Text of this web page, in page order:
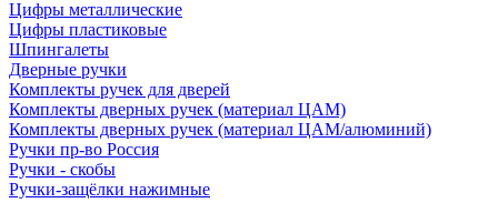
Цифры металлические
Цифры пластиковые
Шпингалеты
Дверные ручки
Комплекты ручек для дверей
Комплекты дверных ручек (материал ЦАМ)
Комплекты дверных ручек (материал ЦАМ/алюминий)
Ручки пр-во Россия
Ручки - скобы
Ручки-защёлки нажимные